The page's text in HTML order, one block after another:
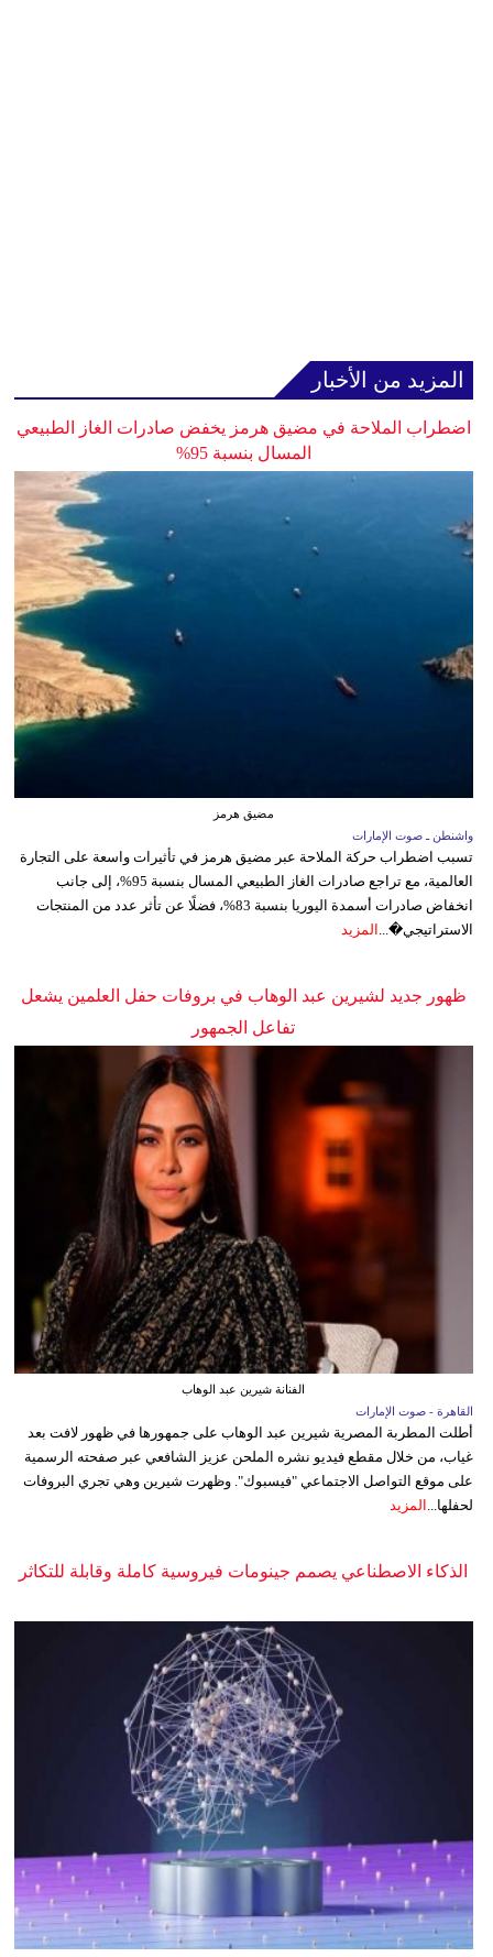
المزيد من الأخبار
اضطراب الملاحة في مضيق هرمز يخفض صادرات الغاز الطبيعي
المسال بنسبة 95%
مضيق هرمز
واشنطن ـ صوت الإمارات
تسبب اضطراب حركة الملاحة عبر مضيق هرمز في تأثيرات واسعة على التجارة
العالمية، مع تراجع صادرات الغاز الطبيعي المسال بنسبة 95%، إلى جانب
انخفاض صادرات أسمدة اليوريا بنسبة 83%، فضلًا عن تأثر عدد من المنتجات
الاستراتيجي�... المزيد
ظهور جديد لشيرين عبد الوهاب في بروفات حفل العلمين يشعل
تفاعل الجمهور
الفنانة شيرين عبد الوهاب
القاهرة - صوت الإمارات
أطلت المطربة المصرية شيرين عبد الوهاب على جمهورها في ظهور لافت بعد
غياب، من خلال مقطع فيديو نشره الملحن عزيز الشافعي عبر صفحته الرسمية
على موقع التواصل الاجتماعي "فيسبوك". وظهرت شيرين وهي تجري البروفات
لحفلها... المزيد
الذكاء الاصطناعي يصمم جينومات فيروسية كاملة وقابلة للتكاثر